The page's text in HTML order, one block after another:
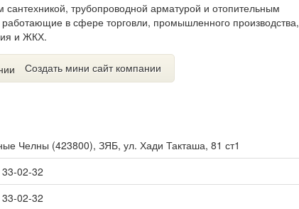
трубопроводной арматурой и отопительным
в сфере торговли, промышленного производства,
и ЖКХ.
Создать мини сайт компании
Челны (423800), ЗЯБ, ул. Хади Такташа, 81 ст1
02-32
02-32